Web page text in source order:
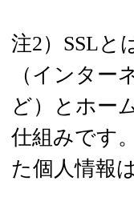
注2）SSLと
（インタ
ど）とホー
仕組みです
た個人情報